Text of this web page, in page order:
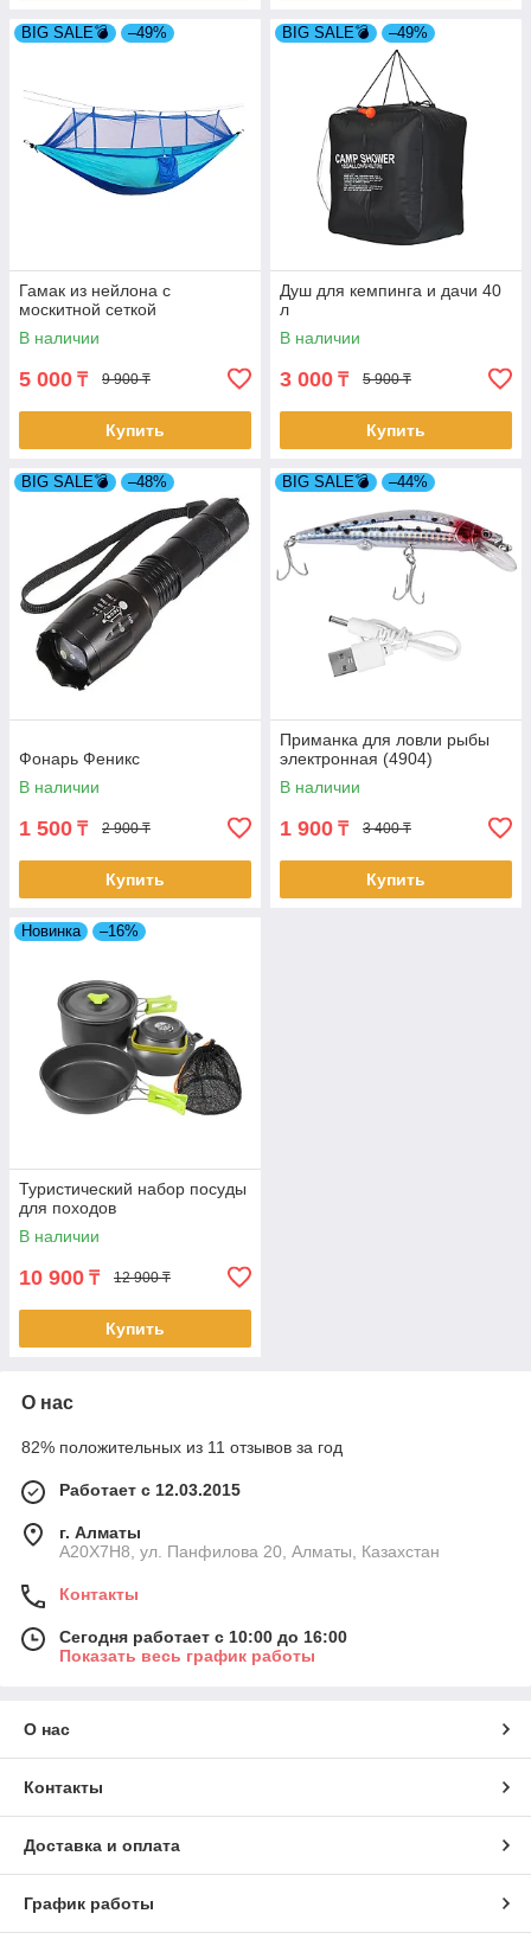
BIG SALE💣 –49%
Гамак из нейлона с
москитной сеткой
В наличии
5 000 ₸ 9 900 ₸
Купить
BIG SALE💣 –49%
Душ для кемпинга и дачи 40
л
В наличии
3 000 ₸ 5 900 ₸
Купить
BIG SALE💣 –48%
Фонарь Феникс
В наличии
1 500 ₸ 2 900 ₸
Купить
BIG SALE💣 –44%
Приманка для ловли рыбы
электронная (4904)
В наличии
1 900 ₸ 3 400 ₸
Купить
Новинка –16%
Туристический набор посуды
для походов
В наличии
10 900 ₸ 12 900 ₸
Купить
О нас
82% положительных из 11 отзывов за год
Работает с 12.03.2015
г. Алматы
A20X7H8, ул. Панфилова 20, Алматы, Казахстан
Контакты
Сегодня работает с 10:00 до 16:00
Показать весь график работы
О нас
Контакты
Доставка и оплата
График работы